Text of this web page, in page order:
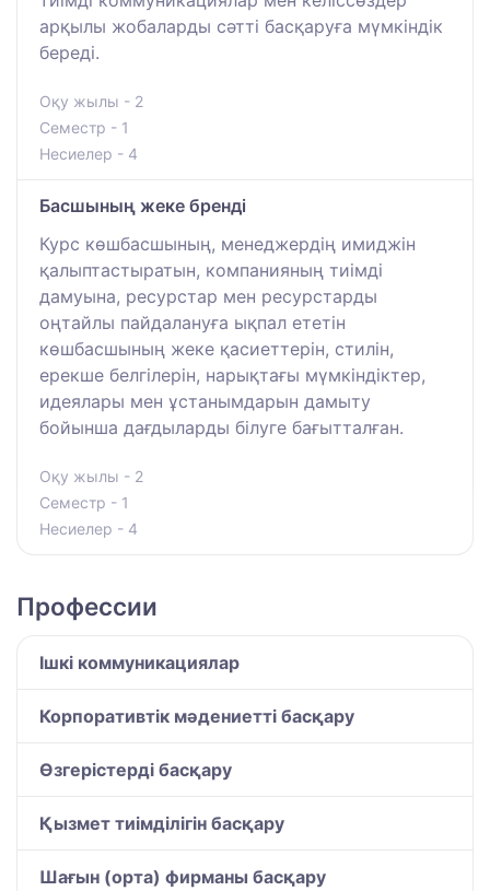
арқылы жобаларды сәтті басқаруға мүмкіндік
береді.
Оқу жылы - 2
Семестр - 1
Несиелер - 4
Басшының жеке бренді
Курс көшбасшының, менеджердің имиджін
қалыптастыратын, компанияның тиімді
дамуына, ресурстар мен ресурстарды
оңтайлы пайдалануға ықпал ететін
көшбасшының жеке қасиеттерін, стилін,
ерекше белгілерін, нарықтағы мүмкіндіктер,
идеялары мен ұстанымдарын дамыту
бойынша дағдыларды білуге бағытталған.
Оқу жылы - 2
Семестр - 1
Несиелер - 4
Профессии
Ішкі коммуникациялар
Корпоративтік мәдениетті басқару
Өзгерістерді басқару
Қызмет тиімділігін басқару
Шағын (орта) фирманы басқару